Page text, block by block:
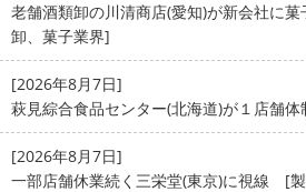
老舗酒類卸の川清商店(愛知)が新会社に
卸、菓子業界]
[2026年8月7日]
萩見綜合食品センター(北海道)が１店舗
[2026年8月7日]
一部店舗休業続く三栄堂(東京)に視線 [